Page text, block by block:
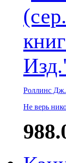
Роллинс Дж.
Не верь